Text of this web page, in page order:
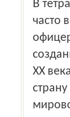
В тетради, завещанной Владимиру Михайловичу отцом,
часто
ХХ